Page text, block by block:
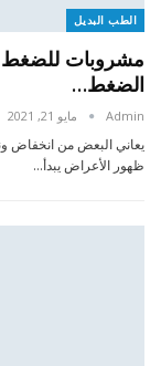
الطب البديل
الضغط…
Admin مايو 21, 2021
يعاني البعض من انخفاض
ظهور الأعراض يبدأ…